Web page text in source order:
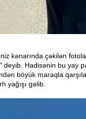
kənarında çəkilən
deyib. Hadisənin bu yay
böyük maraqla
yağışı gəlib.